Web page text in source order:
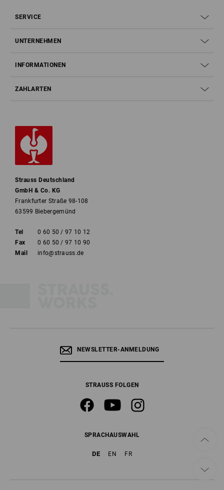
SERVICE
UNTERNEHMEN
INFORMATIONEN
ZAHLARTEN
Strauss Deutschland
GmbH & Co. KG
Frankfurter Straße 98-108
63599 Biebergemünd
Tel
0 60 50 / 97 10 12
Fax
0 60 50 / 97 10 90
Mail
info@strauss.de
NEWSLETTER-ANMELDUNG
STRAUSS FOLGEN
SPRACHAUSWAHL
DE EN FR